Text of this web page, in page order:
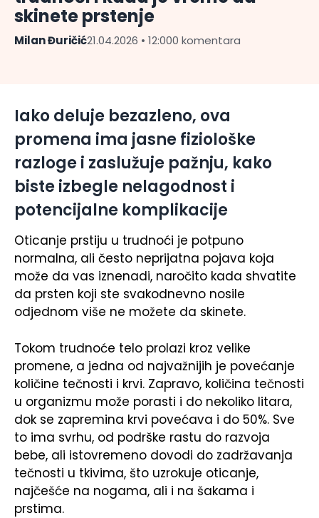
skinete prstenje
Milan Đuričić21.04.2026 • 12:000 komentara
Iako deluje bezazleno, ova
promena ima jasne fiziološke
razloge i zaslužuje pažnju, kako
biste izbegle nelagodnost i
potencijalne komplikacije
Oticanje prstiju u trudnoći je potpuno
normalna, ali često neprijatna pojava koja
može da vas iznenadi, naročito kada shvatite
da prsten koji ste svakodnevno nosile
odjednom više ne možete da skinete.
Tokom trudnoće telo prolazi kroz velike
promene, a jedna od najvažnijih je povećanje
količine tečnosti i krvi. Zapravo, količina tečnosti
u organizmu može porasti i do nekoliko litara,
dok se zapremina krvi povećava i do 50%. Sve
to ima svrhu, od podrške rastu do razvoja
bebe, ali istovremeno dovodi do zadržavanja
tečnosti u tkivima, što uzrokuje oticanje,
najčešće na nogama, ali i na šakama i
prstima.